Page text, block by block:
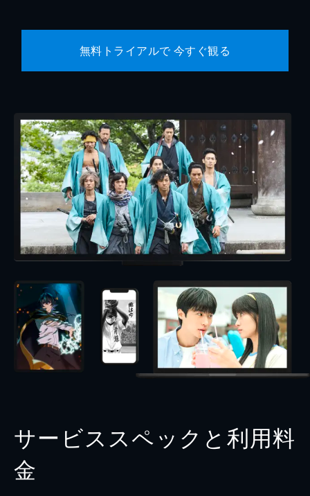
無料トライアルで 今すぐ観る
サービススペックと利用料
金